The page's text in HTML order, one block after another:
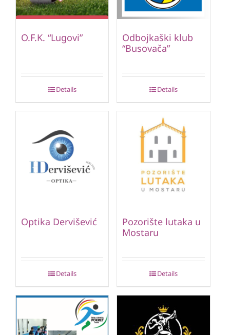
O.F.K. “Lugovi”
Details
Odbojkaški klub
“Busovača”
Details
Optika Dervišević
Details
Pozorište lutaka u
Mostaru
Details